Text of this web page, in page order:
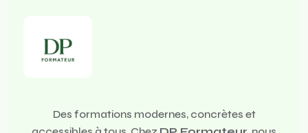
Des formations modernes, concrètes et